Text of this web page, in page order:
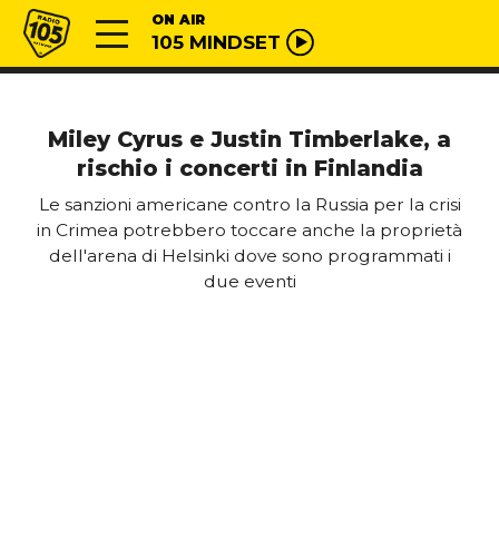
Vai al contenuto
Radio 105 ON AIR
105 MINDSET
Miley Cyrus e Justin Timberlake, a
rischio i concerti in Finlandia
Le sanzioni americane contro la Russia per la crisi
in Crimea potrebbero toccare anche la proprietà
dell'arena di Helsinki dove sono programmati i
due eventi